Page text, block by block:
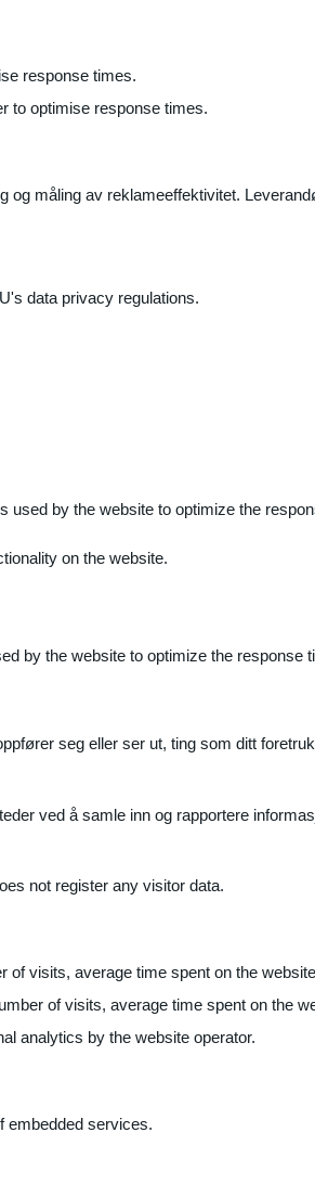
response times.
to optimise response times.
måling av reklameeffektivitet.
data privacy regulations.
by the website to optimize the
on the website.
by the website to optimize the
seg eller ser ut, ting som ditt
ved å samle inn og rapportere
not register any visitor data.
visits, average time spent on the
of visits, average time spent on the
analytics by the website operator.
embedded services.